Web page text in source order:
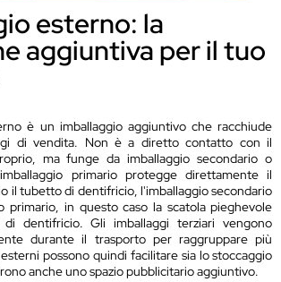
esterno: la
aggiuntiva per il tuo
è un imballaggio aggiuntivo che racchiude
di vendita. Non è a diretto contatto con il
ma funge da imballaggio secondario o
primario protegge direttamente il
il tubetto di dentifricio, l'imballaggio secondario
primario, in questo caso la scatola pieghevole
dentifricio. Gli imballaggi terziari vengono
durante il trasporto per raggruppare più
possono quindi facilitare sia lo stoccaggio
anche uno spazio pubblicitario aggiuntivo.